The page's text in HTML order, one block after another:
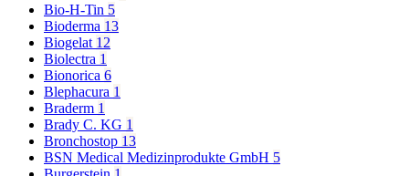
Bio-H-Tin 5
Bioderma 13
Biogelat 12
Biolectra 1
Bionorica 6
Blephacura 1
Braderm 1
Brady C. KG 1
Bronchostop 13
BSN Medical Medizinprodukte GmbH 5